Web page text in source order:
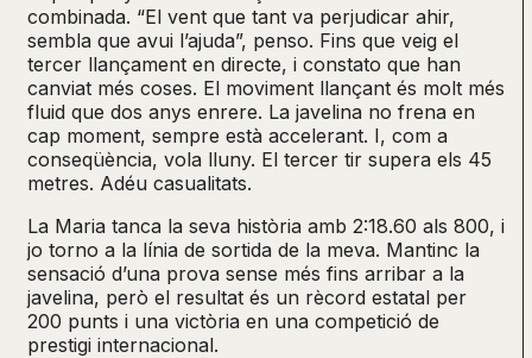
combinada. “El vent que tant va perjudicar ahir,
sembla que avui l’ajuda”, penso. Fins que veig el
tercer llançament en directe, i constato que han
canviat més coses. El moviment llançant és molt més
fluid que dos anys enrere. La javelina no frena en
cap moment, sempre està accelerant. I, com a
conseqüència, vola lluny. El tercer tir supera els 45
metres. Adéu casualitats.
La Maria tanca la seva història amb 2:18.60 als 800, i
jo torno a la línia de sortida de la meva. Mantinc la
sensació d’una prova sense més fins arribar a la
javelina, però el resultat és un rècord estatal per
200 punts i una victòria en una competició de
prestigi internacional.